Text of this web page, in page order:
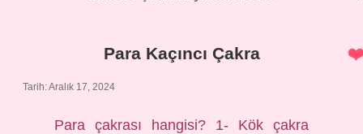
Para Kaçıncı Çakra
Tarih: Aralık 17, 2024
Para çakrası hangisi? 1- Kök çakra